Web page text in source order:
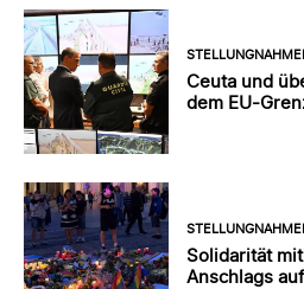
Ceuta und
dem EU-
Solidarität
Anschlags